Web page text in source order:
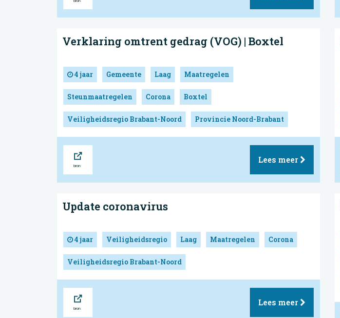
Verklaring omtrent gedrag (VOG) | Boxtel
4 jaar Gemeente Laag Maatregelen
Steunmaatregelen Corona Boxtel
Veiligheidsregio Brabant-Noord Provincie Noord-Brabant
Lees meer
Update coronavirus
4 jaar Veiligheidsregio Laag Maatregelen Corona
Veiligheidsregio Brabant-Noord
Lees meer